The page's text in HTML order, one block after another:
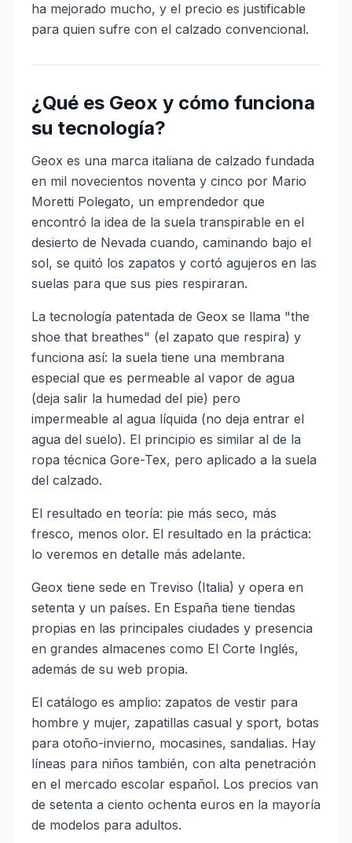
ha mejorado mucho, y el precio es justificable
para quien sufre con el calzado convencional.
¿Qué es Geox y cómo funciona
su tecnología?
Geox es una marca italiana de calzado fundada
en mil novecientos noventa y cinco por Mario
Moretti Polegato, un emprendedor que
encontró la idea de la suela transpirable en el
desierto de Nevada cuando, caminando bajo el
sol, se quitó los zapatos y cortó agujeros en las
suelas para que sus pies respiraran.
La tecnología patentada de Geox se llama "the
shoe that breathes" (el zapato que respira) y
funciona así: la suela tiene una membrana
especial que es permeable al vapor de agua
(deja salir la humedad del pie) pero
impermeable al agua líquida (no deja entrar el
agua del suelo). El principio es similar al de la
ropa técnica Gore-Tex, pero aplicado a la suela
del calzado.
El resultado en teoría: pie más seco, más
fresco, menos olor. El resultado en la práctica:
lo veremos en detalle más adelante.
Geox tiene sede en Treviso (Italia) y opera en
setenta y un países. En España tiene tiendas
propias en las principales ciudades y presencia
en grandes almacenes como El Corte Inglés,
además de su web propia.
El catálogo es amplio: zapatos de vestir para
hombre y mujer, zapatillas casual y sport, botas
para otoño-invierno, mocasines, sandalias. Hay
líneas para niños también, con alta penetración
en el mercado escolar español. Los precios van
de setenta a ciento ochenta euros en la mayoría
de modelos para adultos.